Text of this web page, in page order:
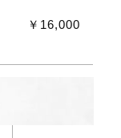
￥16,000